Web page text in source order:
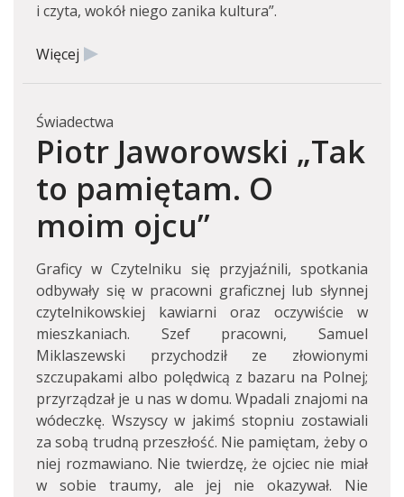
i czyta, wokół niego zanika kultura”.
Więcej
Świadectwa
Piotr Jaworowski „Tak
to pamiętam. O
moim ojcu”
Graficy w Czytelniku się przyjaźnili, spotkania
odbywały się w pracowni graficznej lub słynnej
czytelnikowskiej kawiarni oraz oczywiście w
mieszkaniach. Szef pracowni, Samuel
Miklaszewski przychodził ze złowionymi
szczupakami albo polędwicą z bazaru na Polnej;
przyrządzał je u nas w domu. Wpadali znajomi na
wódeczkę. Wszyscy w jakimś stopniu zostawiali
za sobą trudną przeszłość. Nie pamiętam, żeby o
niej rozmawiano. Nie twierdzę, że ojciec nie miał
w sobie traumy, ale jej nie okazywał. Nie